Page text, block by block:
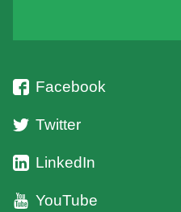
Facebook
Twitter
LinkedIn
YouTube